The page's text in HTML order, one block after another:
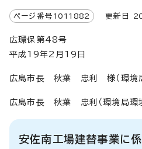
ページ番号 1011882 更新日
広環保第48号
平成19年2月19日
広島市長 秋葉 忠利 様（環境
広島市長 秋葉 忠利（環境局環
安佐南工場建替事業に